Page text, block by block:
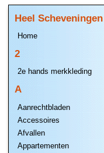
Heel Scheveningen
Home
2
2e hands merkkleding
A
Aanrechtbladen
Accessoires
Afvallen
Appartementen